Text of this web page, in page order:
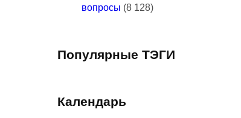
вопросы (8 128)
Популярные ТЭГИ
Календарь